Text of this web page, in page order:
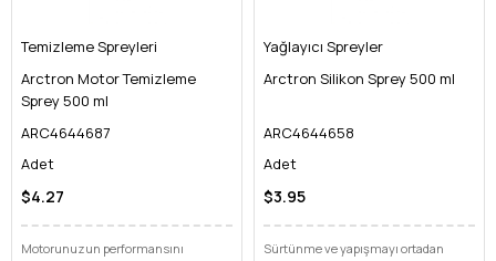
Temizleme Spreyleri
Arctron Motor Temizleme
Sprey 500 ml
ARC4644687
Adet
$4.27
Motorunuzun performansını
Yağlayıcı Spreyler
Arctron Silikon Sprey 500 ml
ARC4644658
Adet
$3.95
Sürtünme ve yapışmayı ortadan